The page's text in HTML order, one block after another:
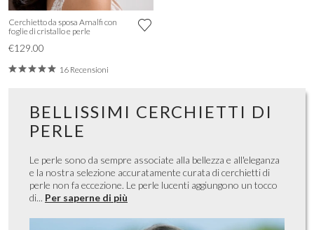
Cerchietto da sposa Amalfi con
foglie di cristallo e perle
€129.00
16 Recensioni
BELLISSIMI CERCHIETTI DI
PERLE
Le perle sono da sempre associate alla bellezza e all'eleganza
e la nostra selezione accuratamente curata di cerchietti di
perle non fa eccezione. Le perle lucenti aggiungono un tocco
di... Per saperne di più